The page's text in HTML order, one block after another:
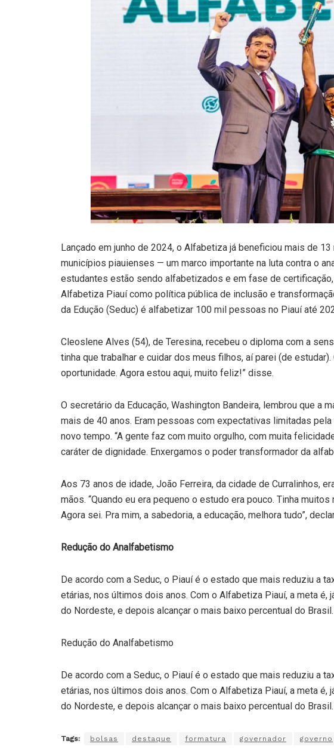
Lançado em junho de 2024, o Alfabetiza já beneficiou mais de
municípios piauienses — um marco importante na luta contra o
estudantes estão sendo alfabetizados e em fase de
Alfabetiza Piauí como política pública de inclusão e
da Edução (Seduc) é alfabetizar 100 mil pessoas no Piauí até
Cleoslene Alves (54), de Teresina, recebeu o diploma com a
tinha que trabalhar e cuidar dos meus filhos, aí parei (de
oportunidade. Agora estou aqui, muito feliz!” disse.
O secretário da Educação, Washington Bandeira, lembrou que a
mais de 40 anos. Eram pessoas com expectativas limitadas
novo tempo. “A gente faz com muito orgulho, com muita
caráter de dignidade. Enxergamos o poder transformador da
Aos 73 anos de idade, João Ferreira, da cidade de Curralinhos,
mãos. “Quando eu era pequeno o estudo era pouco. Tinha
Agora sei. Pra mim, a sabedoria, a educação, melhora tudo”,
Redução do Analfabetismo
De acordo com a Seduc, o Piauí é o estado que mais reduziu a
etárias, nos últimos dois anos. Com o Alfabetiza Piauí, a meta é,
do Nordeste, e depois alcançar o mais baixo percentual do Brasil.
Redução do Analfabetismo
De acordo com a Seduc, o Piauí é o estado que mais reduziu a
etárias, nos últimos dois anos. Com o Alfabetiza Piauí, a meta é,
do Nordeste, e depois alcançar o mais baixo percentual do Brasil.
Tags: bolsas destaque formatura governador governo